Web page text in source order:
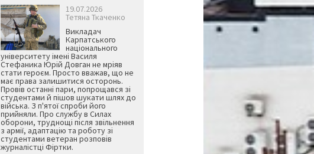
19.07.2026
Тетяна Ткаченко
Викладач
Карпатського
національного
університету імені Василя
Стефаника Юрій Довган не мріяв
стати героєм. Просто вважав, що не
має права залишитися осторонь.
Провів останні пари, попрощався зі
студентами й пішов шукати шлях до
війська. З п'ятої спроби його
прийняли. Про службу в Силах
оборони, труднощі після звільнення
з армії, адаптацію та роботу зі
студентами ветеран розповів
журналістці Фіртки.